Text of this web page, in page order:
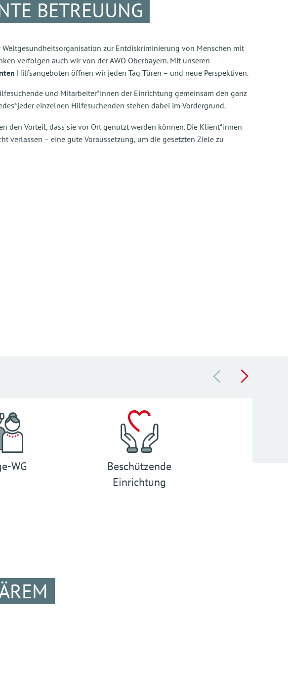
BETREUUNG
zur Entdiskriminierung von Menschen mit
verfolgen auch wir von der AWO Oberbayern. Mit unseren
Hilfsangeboten öffnen wir jeden Tag Türen – und neue Perspektiven.
und Mitarbeiter*innen der Einrichtung gemeinsam den ganz
einzelnen Hilfesuchenden stehen dabei im Vordergrund.
den Vorteil, dass sie vor Ort genutzt werden können. Die Klient*innen
verlassen – eine gute Voraussetzung, um die gesetzten Ziele zu
WG
Beschützende
Einrichtung